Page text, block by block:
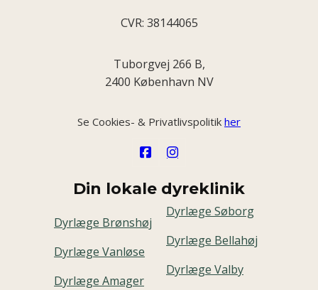
Din lokale dyreklinik
Dyrlæge Brønshøj
Dyrlæge Vanløse
Dyrlæge Amager
Dyrlæge Søborg
Dyrlæge Bellahøj
Dyrlæge Valby
CVR: 38144065
Tuborgvej 266 B,
2400 København NV
Se Cookies- & Privatlivspolitik her